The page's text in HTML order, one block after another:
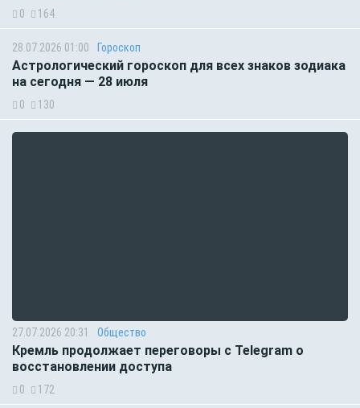
0 164
28.07.2026 01:00 Гороскоп
Астрологический гороскоп для всех знаков зодиака
на сегодня — 28 июля
0 130
27.07.2026 20:31 Общество
Кремль продолжает переговоры с Telegram о
восстановлении доступа
0 172